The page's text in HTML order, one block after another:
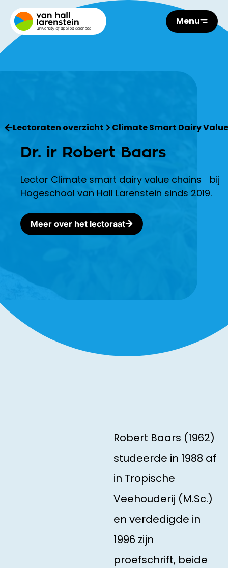
Menu
Lectoraten overzicht Climate Smart Dairy
Dr. ir Robert Baars
Lector Climate smart dairy value chains bij
Hogeschool van Hall Larenstein sinds 2019.
Meer over het lectoraat
Robert Baars (1962)
studeerde in 1988 af
in Tropische
Veehouderij (M.Sc.)
en verdedigde in
1996 zijn
proefschrift, beide